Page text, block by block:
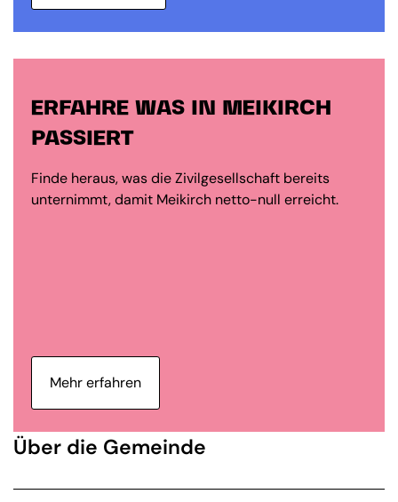
ERFAHRE WAS IN MEIKIRCH
PASSIERT
Finde heraus, was die Zivilgesellschaft bereits
unternimmt, damit Meikirch netto-null erreicht.
Mehr erfahren
Über die Gemeinde